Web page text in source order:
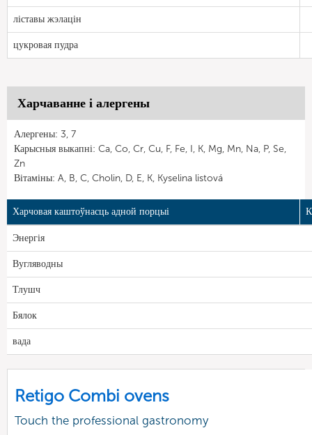
ліставы жэлацін
цукровая пудра
Харчаванне і алергены
Алергены: 3, 7
Карысныя выкапні: Ca, Co, Cr, Cu, F, Fe, I, K, Mg, Mn, Na, P, Se,
Zn
Вітаміны: A, B, C, Cholin, D, E, K, Kyselina listová
Харчовая каштоўнасць адной порцыі
Энергія
Вугляводны
Тлушч
Бялок
вада
Retigo Combi ovens
Touch the professional gastronomy